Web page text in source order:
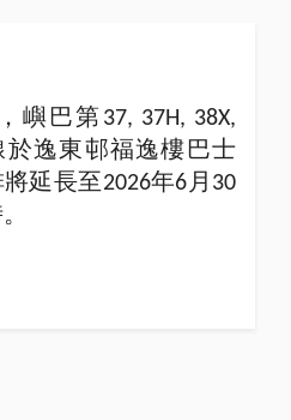
巴第37, 37H, 38X,
於逸東邨福逸樓巴士
延長至2026年6月30